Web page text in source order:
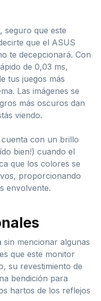
seguro que este
que el ASUS
te decepcionará. Con
de 0,03 ms,
tus juegos más
Las imágenes se
más oscuros dan
viendo.
con un brillo
bien!) cuando el
que los colores se
proporcionando
envolvente.
mencionar algunas
que este monitor
su revestimiento de
bendición para
hartos de los reflejos